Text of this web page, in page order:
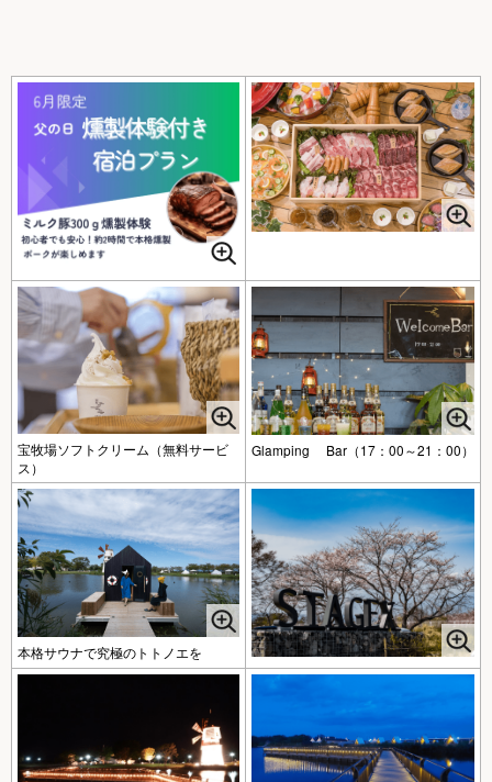
宝牧場ソフトクリーム（無料サービ
ス）
Glamping Bar（17：00～21：00）
本格サウナで究極のトトノエを